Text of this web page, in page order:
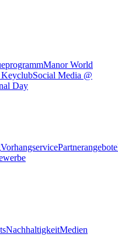
Manor World
Social Media @
Day
VorhangservicePartnerangebote
NachhaltigkeitMedien